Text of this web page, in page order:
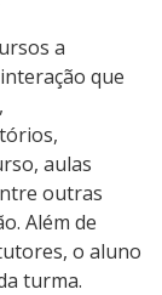
a
que
aulas
outras
Além de
o aluno
turma.